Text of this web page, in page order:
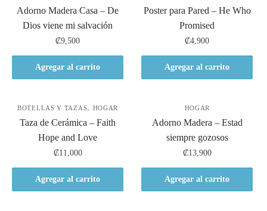
Adorno Madera Casa – De
Dios viene mi salvación
₡9,500
Agregar al carrito
Poster para Pared – He Who
Promised
₡4,900
Agregar al carrito
BOTELLAS Y TAZAS, HOGAR
Taza de Cerámica – Faith
Hope and Love
₡11,000
Agregar al carrito
HOGAR
Adorno Madera – Estad
siempre gozosos
₡13,900
Agregar al carrito